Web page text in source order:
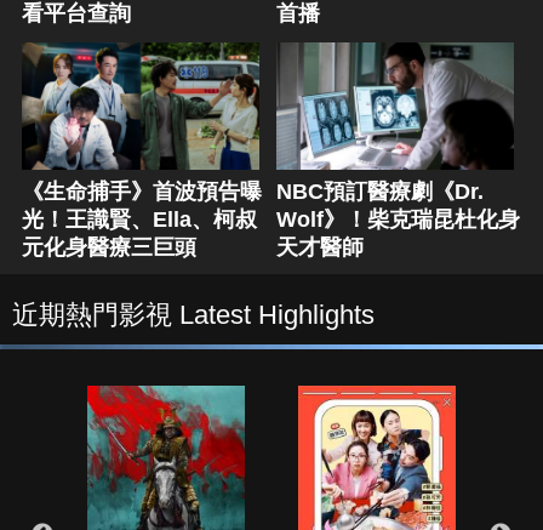
看平台查詢
首播
《生命捕手》首波預告曝
光！王識賢、Ella、柯叔
元化身醫療三巨頭
NBC預訂醫療劇《Dr.
Wolf》！柴克瑞昆杜化身
天才醫師
近期熱門影視 Latest Highlights